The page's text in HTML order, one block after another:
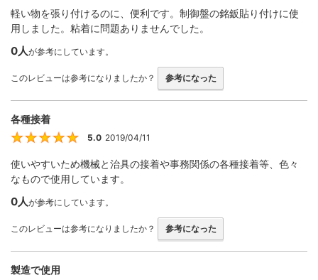
軽い物を張り付けるのに、便利です。制御盤の銘鈑貼り付けに使
用しました。粘着に問題ありませんでした。
0人が参考にしています。
このレビューは参考になりましたか？ 参考になった
各種接着
5.0 2019/04/11
使いやすいため機械と治具の接着や事務関係の各種接着等、色々
なもので使用しています。
0人が参考にしています。
このレビューは参考になりましたか？ 参考になった
製造で使用